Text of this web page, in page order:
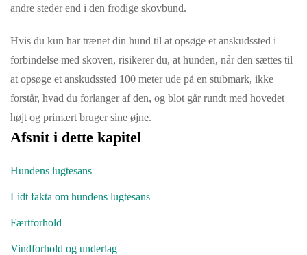
andre steder end i den frodige skovbund.
Hvis du kun har trænet din hund til at opsøge et anskudssted i
forbindelse med skoven, risikerer du, at hunden, når den sættes til
at opsøge et anskudssted 100 meter ude på en stubmark, ikke
forstår, hvad du forlanger af den, og blot går rundt med hovedet
højt og primært bruger sine øjne.
Afsnit i dette kapitel
Hundens lugtesans
Lidt fakta om hundens lugtesans
Færtforhold
Vindforhold og underlag